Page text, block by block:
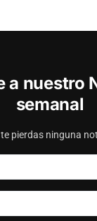
a nuestro
semanal
te pierdas ninguna